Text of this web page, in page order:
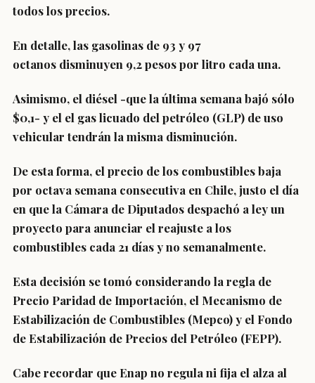
todos los precios.
En detalle, las gasolinas de 93 y 97
octanos disminuyen 9,2 pesos por litro cada una.
Asimismo, el diésel -que la última semana bajó sólo
$0,1- y el el gas licuado del petróleo (GLP) de uso
vehicular tendrán la misma disminución.
De esta forma, el precio de los combustibles baja
por octava semana consecutiva en Chile, justo el día
en que la Cámara de Diputados despachó a ley un
proyecto para anunciar el reajuste a los
combustibles cada 21 días y no semanalmente.
Esta decisión se tomó considerando la regla de
Precio Paridad de Importación, el Mecanismo de
Estabilización de Combustibles (Mepco) y el Fondo
de Estabilización de Precios del Petróleo (FEPP).
Cabe recordar que Enap no regula ni fija el alza al